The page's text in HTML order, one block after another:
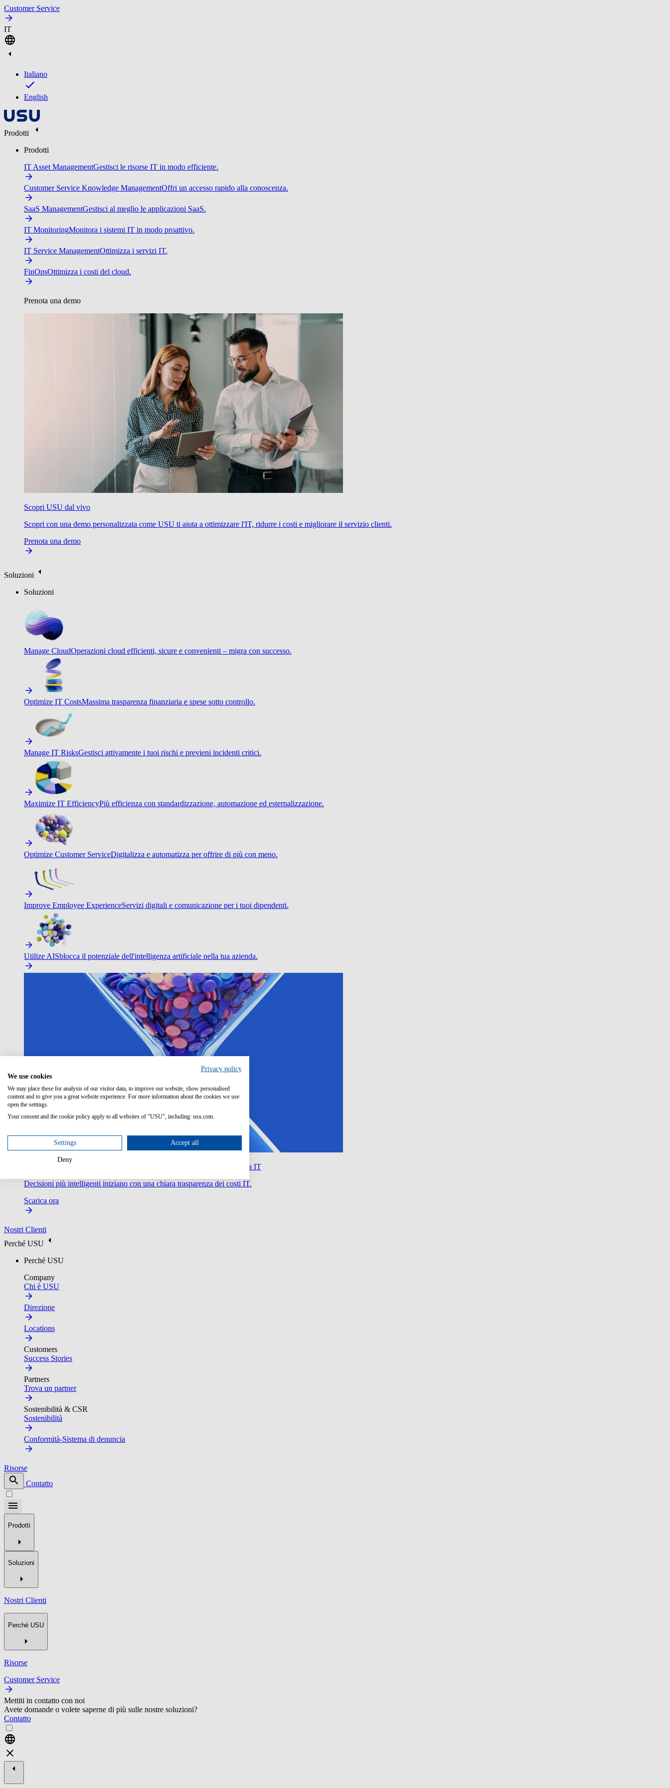
Customer Service
IT
Italiano
English
Prodotti
Prodotti
IT Asset ManagementGestisci le risorse IT in modo efficiente.
Customer Service Knowledge ManagementOffri un accesso rapido alla conoscenza.
SaaS ManagementGestisci al meglio le applicazioni SaaS.
IT MonitoringMonitora i sistemi IT in modo proattivo.
IT Service ManagementOttimizza i servizi IT.
FinOpsOttimizza i costi del cloud.
Prenota una demo
Scopri USU dal vivo
Scopri con una demo personalizzata come USU ti aiuta a ottimizzare l'IT, ridurre i costi e migliorare il servizio clienti.
Prenota una demo
Soluzioni
Soluzioni
Manage CloudOperazioni cloud efficienti, sicure e convenienti – migra con successo.
Optimize IT CostsMassima trasparenza finanziaria e spese sotto controllo.
Manage IT RisksGestisci attivamente i tuoi rischi e previeni incidenti critici.
Maximize IT EfficiencyPiù efficienza con standardizzazione, automazione ed esternalizzazione.
Optimize Customer ServiceDigitalizza e automatizza per offrire di più con meno.
Improve Employee ExperienceServizi digitali e comunicazione per i tuoi dipendenti.
Utilize AISblocca il potenziale dell'intelligenza artificiale nella tua azienda.
Guida di mercato Gartner® 2025 per gli strumenti di gestione finanziaria IT
Decisioni più intelligenti iniziano con una chiara trasparenza dei costi IT.
Scarica ora
Nostri Clienti
Perché USU
Perché USU
Company
Chi è USU
Direzione
Locations
Customers
Success Stories
Partners
Trova un partner
Sostenibilità & CSR
Sostenibilità
Conformità-Sistema di denuncia
Risorse
Contatto
Prodotti
Soluzioni
Nostri Clienti
Perché USU
Risorse
Customer Service
Mettiti in contatto con noi
Avete domande o volete saperne di più sulle nostre soluzioni?
Contatto
Privacy policy
We use cookies
We may place these for analysis of our visitor data, to improve our website, show personalised
content and to give you a great website experience. For more information about the cookies we use
open the settings.
Your consent and the cookie policy apply to all websites of "USU", including: usu.com.
Settings Accept all
Deny